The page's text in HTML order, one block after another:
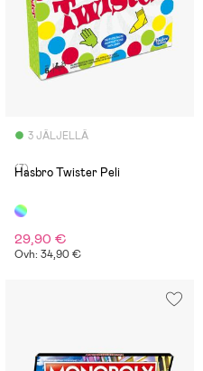
3 JÄLJELLÄ
(7)
Hasbro Twister Peli
29,90 €
Ovh: 34,90 €